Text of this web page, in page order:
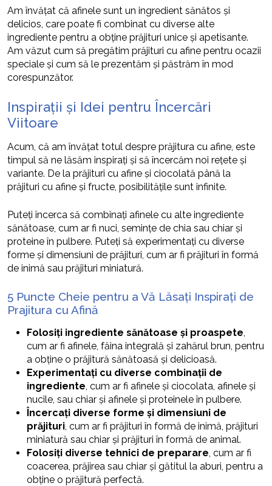
Am învățat că afinele sunt un ingredient sănătos și
delicios, care poate fi combinat cu diverse alte
ingrediente pentru a obține prăjituri unice și apetisante.
Am văzut cum să pregătim prăjituri cu afine pentru ocazii
speciale și cum să le prezentăm și păstrăm în mod
corespunzător.
Inspirații și Idei pentru Încercări
Viitoare
Acum, că am învățat totul despre prăjitura cu afine, este
timpul să ne lăsăm inspirați și să încercăm noi rețete și
variante. De la prăjituri cu afine și ciocolată până la
prăjituri cu afine și fructe, posibilitățile sunt infinite.
Puteți încerca să combinați afinele cu alte ingrediente
sănătoase, cum ar fi nuci, semințe de chia sau chiar și
proteine în pulbere. Puteți să experimentați cu diverse
forme și dimensiuni de prăjituri, cum ar fi prăjituri în formă
de inimă sau prăjituri miniatură.
5 Puncte Cheie pentru a Vă Lăsați Inspirați de
Prajitura cu Afină
Folosiți ingrediente sănătoase și proaspete
cum ar fi afinele, făina integrală și zahărul brun, pentru
a obține o prăjitură sănătoasă și delicioasă.
Experimentați cu diverse combinații de
ingrediente , cum ar fi afinele și ciocolata, afinele și
nucile, sau chiar și afinele și proteinele în pulbere.
Încercați diverse forme și dimensiuni de
prăjituri , cum ar fi prăjituri în formă de inimă, prăjituri
miniatură sau chiar și prăjituri în formă de animal.
Folosiți diverse tehnici de preparare , cum ar fi
coacerea, prăjirea sau chiar și gătitul la aburi, pentru a
obține o prăjitură perfectă.